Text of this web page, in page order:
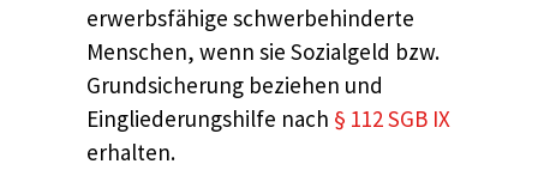
erwerbsfähige schwerbehinderte
Menschen, wenn sie Sozialgeld bzw.
Grundsicherung beziehen und
Eingliederungshilfe nach § 112 SGB IX
erhalten.